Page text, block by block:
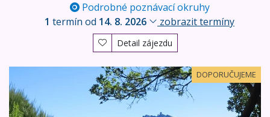
Podrobné poznávací okruhy
1 termín od 14. 8. 2026 zobrazit termíny
Detail zájezdu
DOPORUČUJEME
Madeira - exotický ráj na dosah, květinový ostrov